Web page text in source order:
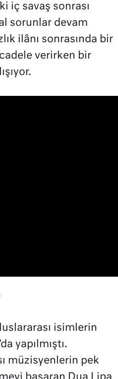
iç savaş sonrası
sorunlar devam
ilânı sonrasında bir
verirken bir
isimlerin
yapılmıştı.
müzisyenlerin pek